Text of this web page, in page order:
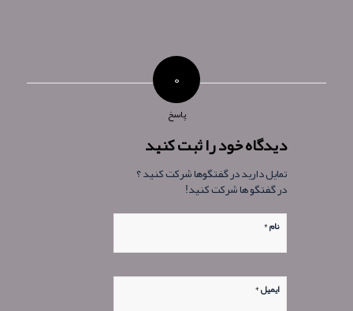
۰
پاسخ
دیدگاه خود را ثبت کنید
تمایل دارید در گفتگوها شرکت کنید ؟
در گفتگو ها شرکت کنید!
نام*
ایمیل*